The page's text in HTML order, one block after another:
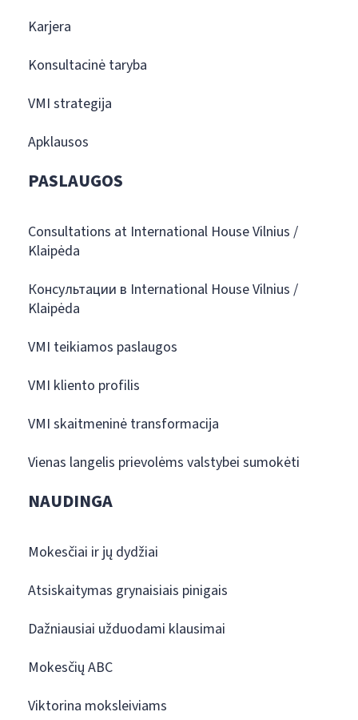
Karjera
Konsultacinė taryba
VMI strategija
Apklausos
PASLAUGOS
Consultations at International House Vilnius /
Klaipėda
Консультации в International House Vilnius /
Klaipėda
VMI teikiamos paslaugos
VMI kliento profilis
VMI skaitmeninė transformacija
Vienas langelis prievolėms valstybei sumokėti
NAUDINGA
Mokesčiai ir jų dydžiai
Atsiskaitymas grynaisiais pinigais
Dažniausiai užduodami klausimai
Mokesčių ABC
Viktorina moksleiviams